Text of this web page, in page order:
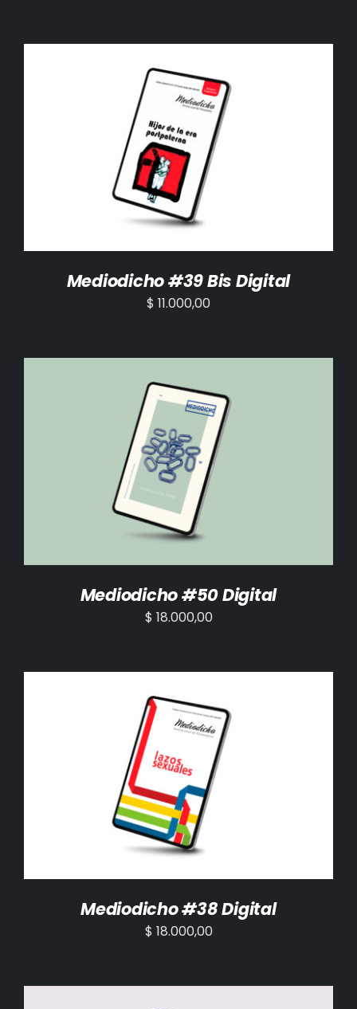
AÑADIR AL CARRITO /
Mediodicho #39 Bis Digital
$ 11.000,00
AÑADIR AL CARRITO /
Mediodicho #50 Digital
$ 18.000,00
AÑADIR AL CARRITO /
Mediodicho #38 Digital
$ 18.000,00